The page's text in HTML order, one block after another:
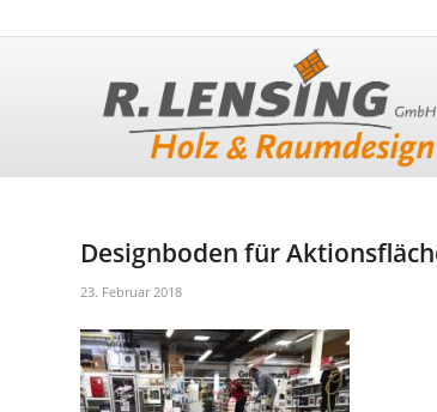
Designboden für
23. Februar 2018